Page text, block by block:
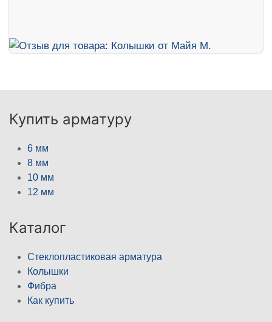
Купить арматуру
6 мм
8 мм
10 мм
12 мм
Каталог
Стеклопластиковая арматура
Колышки
Фибра
Как купить